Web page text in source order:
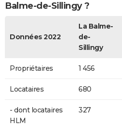
Balme-de-Sillingy ?
Données 2022
La Balme-
de-
Sillingy
Propriétaires 1 456
Locataires 680
- dont locataires
HLM
327